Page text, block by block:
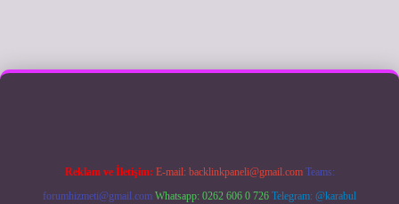
Reklam ve İletişim: E-mail: backlinkpaneli@gmail.com Teams:
forumhizmeti@gmail.com Whatsapp: 0262 606 0 726 Telegram: @karabul